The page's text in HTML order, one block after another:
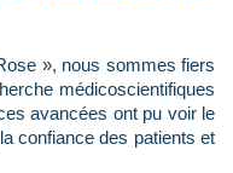
», nous sommes fiers
médicoscientifiques
avancées ont pu voir le
confiance des patients et